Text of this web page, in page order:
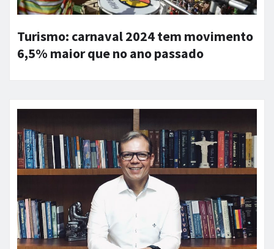
Turismo: carnaval 2024 tem movimento
6,5% maior que no ano passado